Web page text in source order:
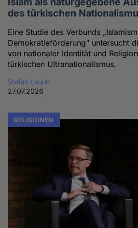
des türkischen
Eine Studie des Verbunds
Demokratieförderung“ untersucht
von nationaler Identität und
türkischen Ultranationalismus.
Stefan Laurin
27.07.2026
RELIGIONEN